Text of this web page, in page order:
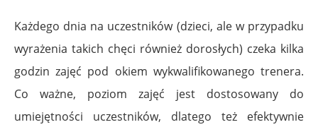
Każdego dnia na uczestników (dzieci, ale w przypadku
wyrażenia takich chęci również dorosłych) czeka kilka
godzin zajęć pod okiem wykwalifikowanego trenera.
Co ważne, poziom zajęć jest dostosowany do
umiejętności uczestników, dlatego też efektywnie